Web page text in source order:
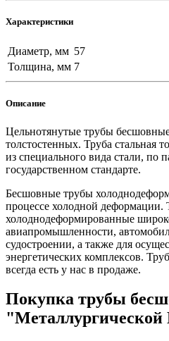
Характеристики
Диаметр, мм 57
Толщина, мм 7
Описание
Цельнотянутые трубы
толстостенных. Труба стальная
из специального вида стали, по
государственном стандарте.
Бесшовные трубы
процессе холодной деформации.
холоднодеформированные
авиапромышленности,
судостроении, а также для
энергетических комплексов.
всегда есть у нас в продаже.
Покупка трубы